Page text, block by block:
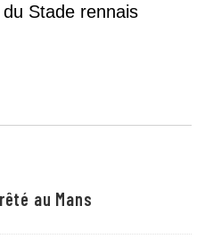
Stade rennais
au Mans